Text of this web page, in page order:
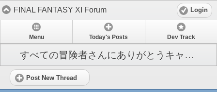
FINAL FANTASY XI Forum Login
Menu Today's Posts Dev Track
すべての冒険者さんにありがとうキャンペーン2022
Post New Thread